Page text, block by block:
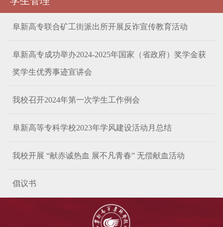
阜新高专联合矿工街派出所开展反诈宣传教育活动
阜新高专成功举办2024-2025年国家（省政府）奖学金获
奖学生优秀事迹宣讲会
我校召开2024年第一次学生工作例会
阜新高等专科学校2023年学风建设活动月总结
我校开展 “献赤诚热血 展不凡青春” 无偿献血活动
倡议书